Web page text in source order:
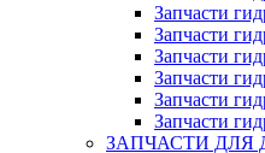
Запчасти
Запчасти
Запчасти
Запчасти
Запчасти
Запчасти
ЗАПЧАСТИ ДЛЯ